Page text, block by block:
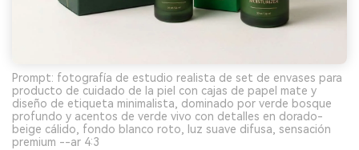
Prompt: fotografía de estudio realista de set de envases para
producto de cuidado de la piel con cajas de papel mate y
diseño de etiqueta minimalista, dominado por verde bosque
profundo y acentos de verde vivo con detalles en dorado-
beige cálido, fondo blanco roto, luz suave difusa, sensación
premium --ar 4:3